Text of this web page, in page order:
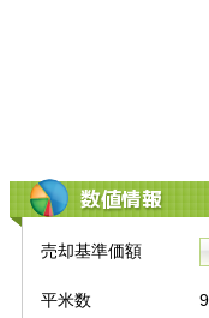
数値情報
売却基準価額
平米数